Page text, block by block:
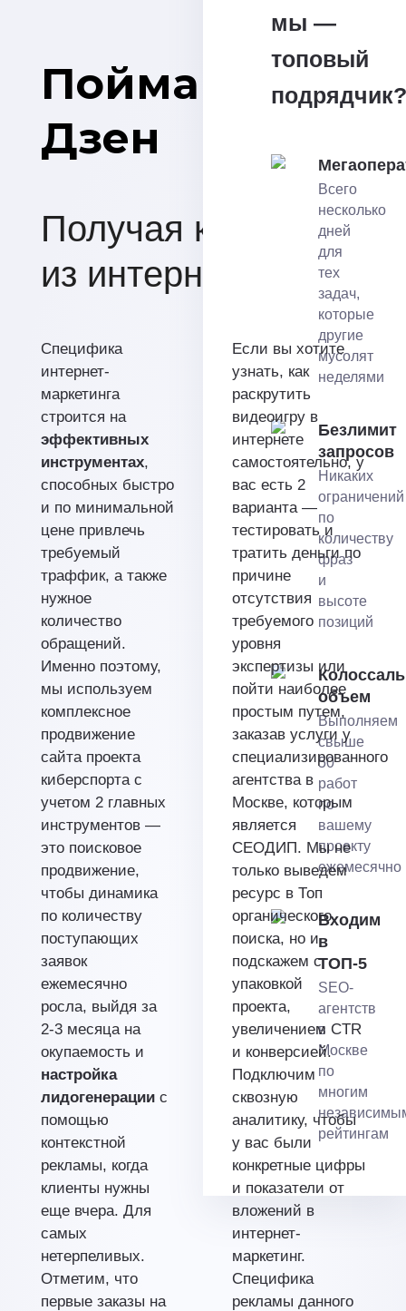
Поймайте
Дзен
Получая клиентов
из интернета
мы —
топовый
подрядчик?
Всего
несколько
дней
для
тех
задач,
которые
другие
мусолят
неделями
Безлимит
запросов
Никаких
ограничений
по
количеству
фраз
и
высоте
позиций
объем
Выполняем
свыше
50
работ
по
вашему
проекту
ежемесячно
Входим
в
ТОП-5
SEO-
агентств
в
Москве
по
многим
рейтингам
Специфика
интернет-
маркетинга
строится на
эффективных
инструментах,
способных быстро
и по минимальной
цене привлечь
требуемый
траффик, а также
нужное
количество
обращений.
Именно поэтому,
мы используем
комплексное
продвижение
сайта проекта
киберспорта с
учетом 2 главных
инструментов —
это поисковое
продвижение,
чтобы динамика
по количеству
поступающих
заявок
ежемесячно
росла, выйдя за
2-3 месяца на
окупаемость и
настройка
лидогенерации с
помощью
контекстной
рекламы, когда
клиенты нужны
еще вчера. Для
самых
нетерпеливых.
Отметим, что
первые заказы на
Если вы хотите
узнать, как
раскрутить
видеоигру в
интернете
самостоятельно, у
вас есть 2
варианта —
тестировать и
тратить деньги по
причине
отсутствия
требуемого
уровня
экспертизы или
пойти наиболее
простым путем,
заказав услуги у
специализированного
агентства в
Москве, которым
является
СЕОДИП. Мы не
только выведем
ресурс в Топ
органического
поиска, но и
подскажем с
упаковкой
проекта,
увеличением CTR
и конверсией.
Подключим
сквозную
аналитику, чтобы
у вас были
конкретные цифры
и показатели от
вложений в
интернет-
маркетинг.
Специфика
рекламы данного